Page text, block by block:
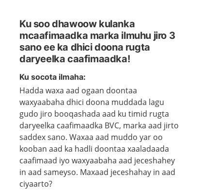
Ku soo dhawoow kulanka
mcaafimaadka marka ilmuhu jiro 3
sano ee ka dhici doona rugta
daryeelka caafimaadka!
Ku socota ilmaha:
Hadda waxa aad ogaan doontaa
waxyaabaha dhici doona muddada lagu
gudo jiro booqashada aad ku timid rugta
daryeelka caafimaadka BVC, marka aad jirto
saddex sano. Waxaa aad muddo yar oo
kooban aad ka hadli doontaa xaaladaada
caafimaad iyo waxyaabaha aad jeceshahey
in aad sameyso. Maxaad jeceshahay in aad
ciyaarto?
Show previous image